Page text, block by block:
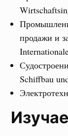
продажи и
Schiffbau